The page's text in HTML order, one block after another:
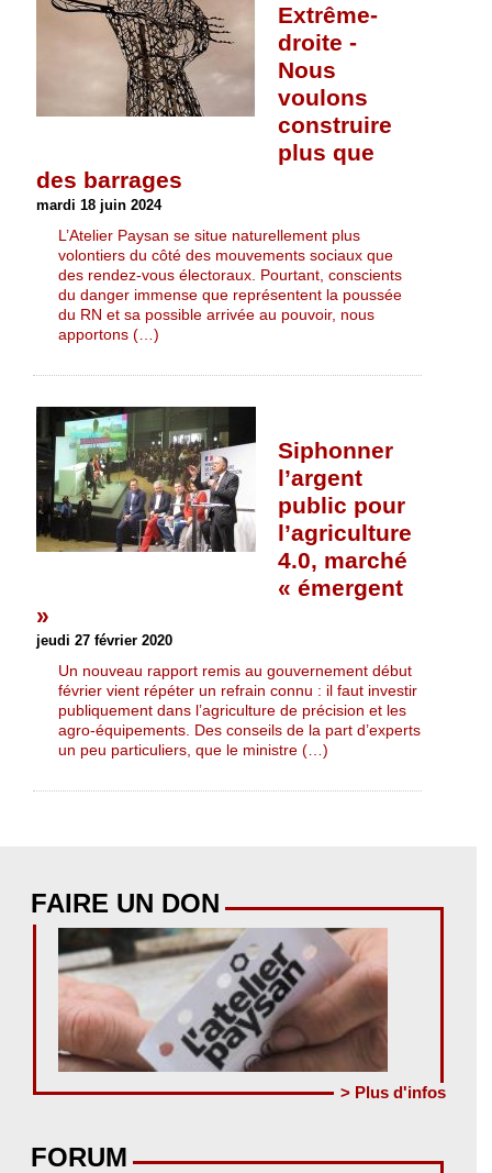
Extrême-
droite -
Nous
voulons
construire
plus que
des barrages
mardi 18 juin 2024
L’Atelier Paysan se situe naturellement plus
volontiers du côté des mouvements sociaux que
des rendez-vous électoraux. Pourtant, conscients
du danger immense que représentent la poussée
du RN et sa possible arrivée au pouvoir, nous
apportons (…)
Siphonner
l’argent
public pour
l’agriculture
4.0, marché
« émergent
»
jeudi 27 février 2020
Un nouveau rapport remis au gouvernement début
février vient répéter un refrain connu : il faut investir
publiquement dans l’agriculture de précision et les
agro-équipements. Des conseils de la part d’experts
un peu particuliers, que le ministre (…)
FAIRE UN DON
> Plus d'infos
FORUM